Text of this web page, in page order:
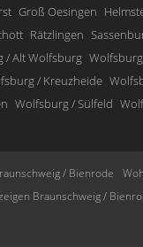
Groß Oesingen
Rätzlingen
/ Alt Wolfsburg
/ Kreuzheide
Wolfsburg / Sülfeld
/ Bienrode
Braunschweig /